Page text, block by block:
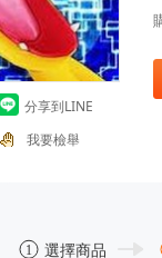
分享到LINE
我要檢舉